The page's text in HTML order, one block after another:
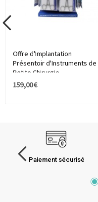
Offre d'Implantation
Présentoir d'Instruments de
Petite Chirurgie...
159,00 €
Paiement sécurisé